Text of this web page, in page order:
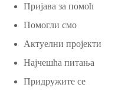
Пријава за помоћ
Помогли смо
Актуелни пројекти
Најчешћа питања
Придружите се